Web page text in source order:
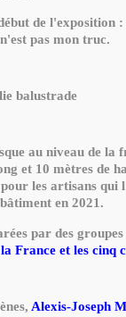
de l'exposition
pas mon truc.
balustrade
au niveau de la
et 10 mètres de
les artisans
en 2021.
par des
France et les cinq
Alexis-Joseph